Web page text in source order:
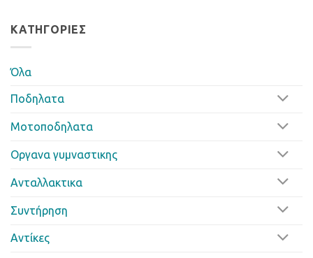
ΚΑΤΗΓΟΡΊΕΣ
Όλα
Ποδηλατα
Μοτοποδηλατα
Οργανα γυμναστικης
Ανταλλακτικα
Συντήρηση
Αντίκες